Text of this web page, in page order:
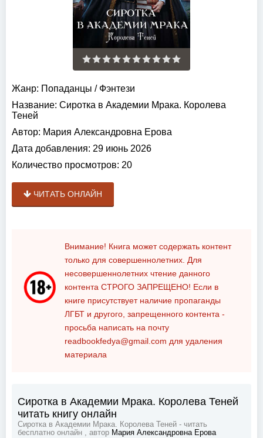
Жанр: Попаданцы / Фэнтези
Название: Сиротка в Академии Мрака. Королева
Теней
Автор: Мария Александровна Ерова
Дата добавления: 29 июнь 2026
Количество просмотров: 20
ЧИТАТЬ ОНЛАЙН
Внимание! Книга может содержать контент
только для совершеннолетних. Для
несовершеннолетних чтение данного
контента СТРОГО ЗАПРЕЩЕНО! Если в
книге присутствует наличие пропаганды
ЛГБТ и другого, запрещенного контента -
просьба написать на почту
readbookfedya@gmail.com для удаления
материала
Сиротка в Академии Мрака. Королева Теней
читать книгу онлайн
Сиротка в Академии Мрака. Королева Теней - читать
бесплатно онлайн , автор Мария Александровна Ерова